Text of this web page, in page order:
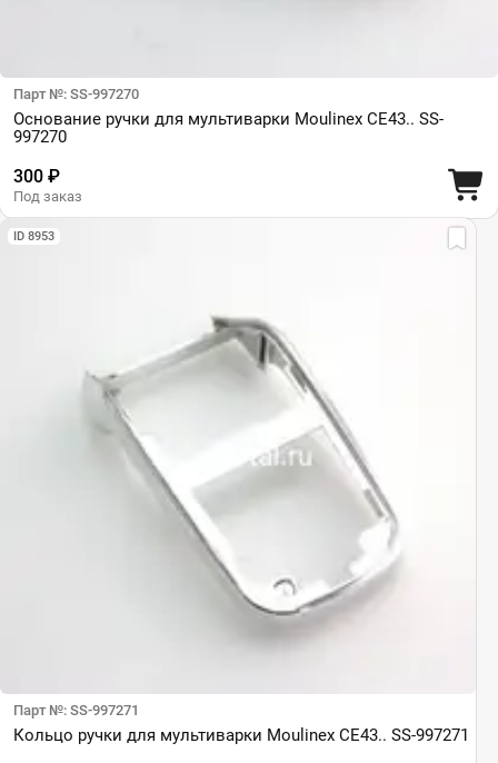
Парт №: SS-997270
Основание ручки для мультиварки Moulinex CE43.. SS-
997270
300 ₽
Под заказ
ID 8953
Парт №: SS-997271
Кольцо ручки для мультиварки Moulinex CE43.. SS-997271